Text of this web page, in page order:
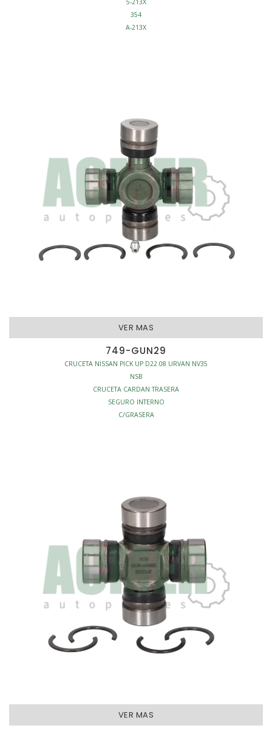
354
A-213X
VER MAS
749-GUN29
CRUCETA NISSAN PICK UP D22 08 URVAN NV35
NSB
CRUCETA CARDAN TRASERA
SEGURO INTERNO
C/GRASERA
VER MAS